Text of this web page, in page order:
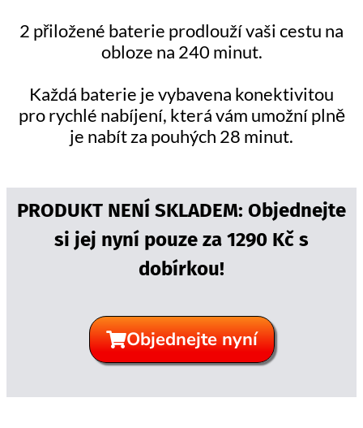
2 přiložené baterie prodlouží vaši cestu na
obloze na 240 minut.
Každá baterie je vybavena konektivitou
pro rychlé nabíjení, která vám umožní plně
je nabít za pouhých 28 minut.
PRODUKT NENÍ SKLADEM: Objednejte
si jej nyní pouze za 1290 Kč s
dobírkou!
Objednejte nyní